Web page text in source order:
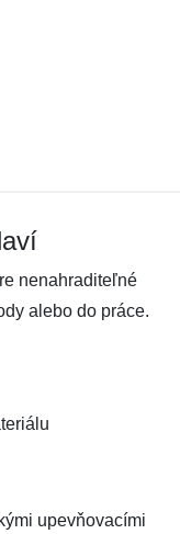
nenahraditeľné
alebo do práce.
upevňovacími